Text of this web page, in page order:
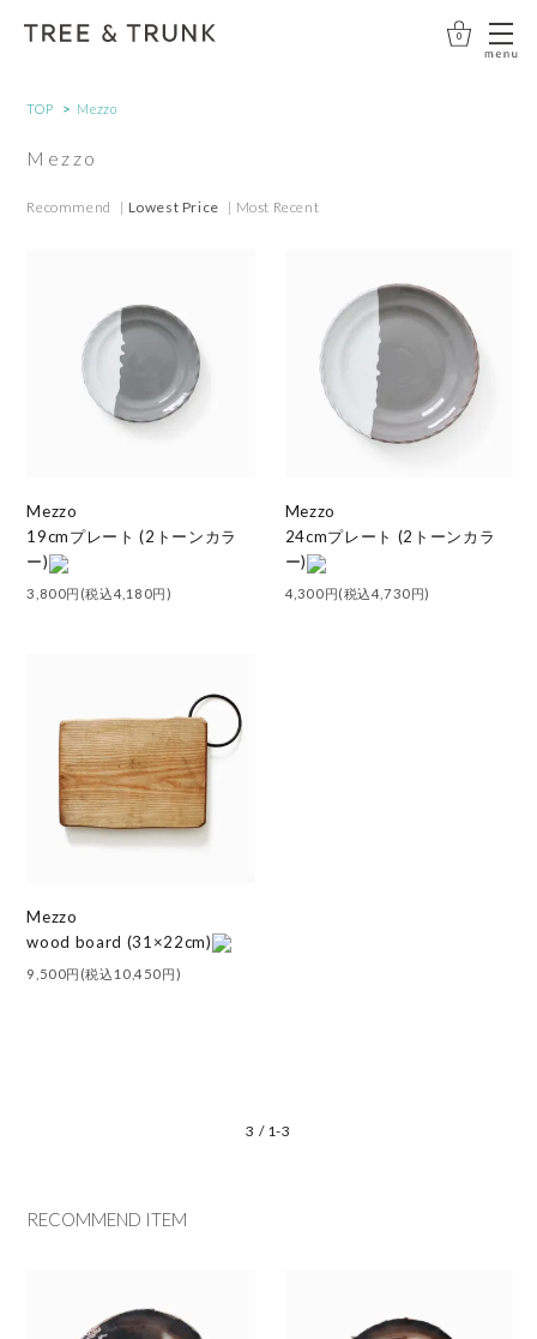
0
TOP > Mezzo
Mezzo
Recommend | Lowest Price | Most Recent
Mezzo
19cmプレート (2トーンカラ
ー)
3,800円(税込4,180円)
Mezzo
24cmプレート (2トーンカラ
ー)
4,300円(税込4,730円)
Mezzo
wood board (31×22cm)
9,500円(税込10,450円)
3 / 1-3
RECOMMEND ITEM